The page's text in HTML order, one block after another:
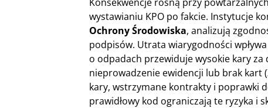
wystawianiu KPO po fakcie. Instytucje
Ochrony Środowiska, analizują
podpisów. Utrata wiarygodności
o odpadach przewiduje wysokie kary
nieprowadzenie ewidencji lub brak kart
kary, wstrzymane kontrakty i poprawki
prawidłowy kod ograniczają te ryzyka i